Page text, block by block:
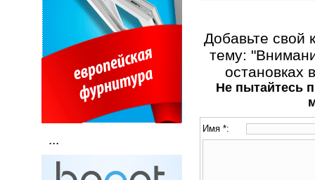
...
Добавьте свой
тему:
остановках
Не пытайтесь
Имя *: